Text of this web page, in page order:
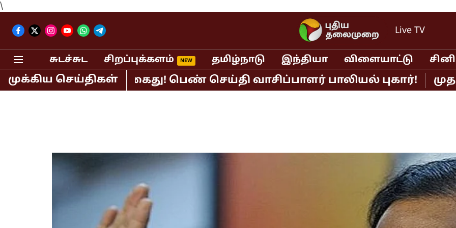
\
Live TV
சுடச்சுட சிறப்புக்களம் தமிழ்நாடு இந்தியா விளையாட்டு
முக்கிய செய்திகள்
பி.ஆர்.சுந்தர் கைது! பெண் செய்தி வாசிப்பாளர் பாலியல் புகார்! முதல்வர்